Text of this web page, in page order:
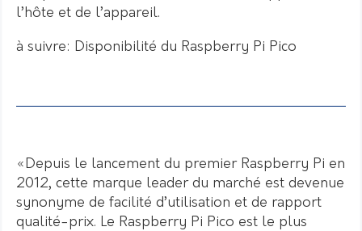
l’hôte et de l’appareil.
à suivre: Disponibilité du Raspberry Pi Pico
«Depuis le lancement du premier Raspberry Pi en
2012, cette marque leader du marché est devenue
synonyme de facilité d’utilisation et de rapport
qualité-prix. Le Raspberry Pi Pico est le plus